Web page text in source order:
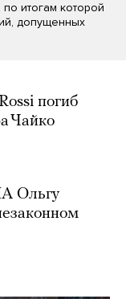
итогам которой
допущенных
погиб
Чайко
Ольгу